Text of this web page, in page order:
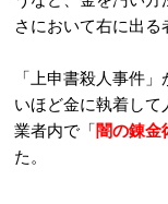
さにおいて右に出る
「上申書殺人事件
いほど金に執着し
業者内で「闇の錬金
た。